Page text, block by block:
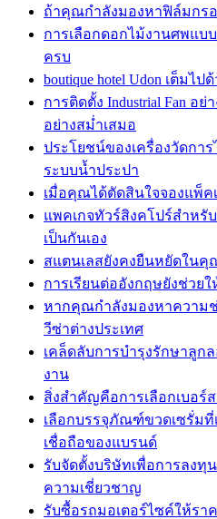
ถ้าคุณกำลังมองหาฟิล์มกร
การเลือกดอกไม้งานศพแบ
ครบ
boutique hotel Udon เต็มไ
การติดตั้ง Industrial Fan อ
อย่างสม่ำเสมอ
ประโยชน์ของเครื่องวัดกา
ระบบน้ำประปา
เมื่อคุณได้ตัดสินใจจองแพ็ค
แพคเกจทัวร์สิงคโปร์สำหรั
เป็นกันเอง
สแตนเลสยังคงยืนหยัดใน
การเรียนต่ออังกฤษยังช่วย
หากคุณกำลังมองหาความช่
วีซ่าต่างประเทศ
เคล็ดลับการบำรุงรักษาลูก
งาน
สิ่งสำคัญคือการเลือกเบอร์
เลือกบรรจุภัณฑ์ขวดเซรั่มที่
เชื่อถือของแบรนด์
รับจัดตั้งบริษัทเพื่อการลง
ความเชี่ยวชาญ
รับซื้อรถมอเตอร์ไซค์ให้รา